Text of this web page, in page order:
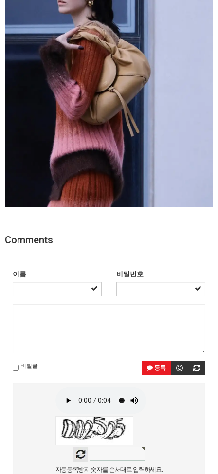
Comments
이름 비밀번호
등록
비밀글
자동등록방지 숫자를 순서대로 입력하세요.